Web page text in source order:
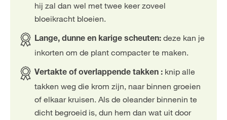
hij zal dan wel met twee keer zoveel
bloeikracht bloeien.
Lange, dunne en karige scheuten: deze kan je
inkorten om de plant compacter te maken.
Vertakte of overlappende takken : knip alle
takken weg die krom zijn, naar binnen groeien
of elkaar kruisen. Als de oleander binnenin te
dicht begroeid is, dun hem dan wat uit door